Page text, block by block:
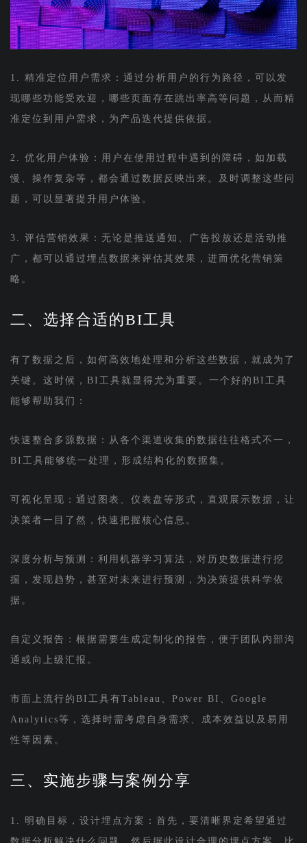
1. 精准定位用户需求：通过分析用户的行为路径，可以发
现哪些功能受欢迎，哪些页面存在跳出率高等问题，从而精
准定位到用户需求，为产品迭代提供依据。
2. 优化用户体验：用户在使用过程中遇到的障碍，如加载
慢、操作复杂等，都会通过数据反映出来。及时调整这些问
题，可以显著提升用户体验。
3. 评估营销效果：无论是推送通知、广告投放还是活动推
广，都可以通过埋点数据来评估其效果，进而优化营销策
略。
二、选择合适的BI工具
有了数据之后，如何高效地处理和分析这些数据，就成为了
关键。这时候，BI工具就显得尤为重要。一个好的BI工具
能够帮助我们：
快速整合多源数据：从各个渠道收集的数据往往格式不一，
BI工具能够统一处理，形成结构化的数据集。
可视化呈现：通过图表、仪表盘等形式，直观展示数据，让
决策者一目了然，快速把握核心信息。
深度分析与预测：利用机器学习算法，对历史数据进行挖
掘，发现趋势，甚至对未来进行预测，为决策提供科学依
据。
自定义报告：根据需要生成定制化的报告，便于团队内部沟
通或向上级汇报。
市面上流行的BI工具有Tableau、Power BI、Google
Analytics等，选择时需考虑自身需求、成本效益以及易用
性等因素。
三、实施步骤与案例分享
1. 明确目标，设计埋点方案：首先，要清晰界定希望通过